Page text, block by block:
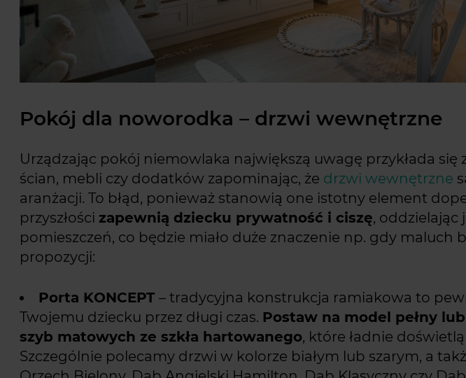
Pokój dla noworodka – drzwi wewnętrzne
Urządzając pokój niemowlaka największą uwagę przykłada
ścian, mebli czy dodatków zapominając, że drzwi wewnętrzne
aranżacji. To błąd, ponieważ stanowią one istotny element
przyszłości zapewnią dziecku prywatność i ciszę, oddzielając
pomieszczeń, co będzie miało duże znaczenie np. gdy maluch
propozycji:
Porta KONCEPT– tradycyjna konstrukcja ramiakowa to
Twojemu dziecku przez długi czas. Postaw na model pełny
szyb matowych ze szkła hartowanego, które ładnie
Szczególnie polecamy drzwi w kolorze białym lub szarym, a